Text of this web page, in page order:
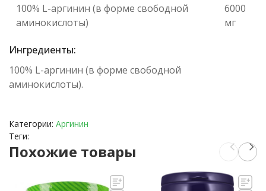
100% L-аргинин (в форме свободной
аминокислоты)
6000
мг
Ингредиенты:
100% L-аргинин (в форме свободной
аминокислоты).
Категории: Аргинин
Теги:
Похожие товары